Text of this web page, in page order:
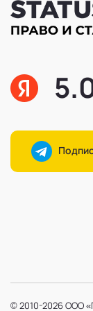
© 2010-2026 ООО